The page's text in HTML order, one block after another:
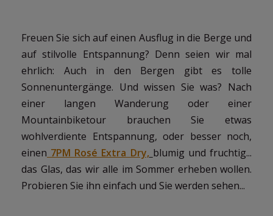
Freuen Sie sich auf einen Ausflug in die Berge und
auf stilvolle Entspannung? Denn seien wir mal
ehrlich: Auch in den Bergen gibt es tolle
Sonnenuntergänge. Und wissen Sie was? Nach
einer langen Wanderung oder einer
Mountainbiketour brauchen Sie etwas
wohlverdiente Entspannung, oder besser noch,
einen 7PM Rosé Extra Dry, blumig und fruchtig...
das Glas, das wir alle im Sommer erheben wollen.
Probieren Sie ihn einfach und Sie werden sehen...